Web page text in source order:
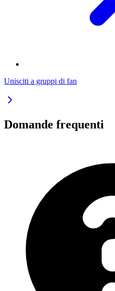
Unisciti a gruppi di fan
Domande frequenti